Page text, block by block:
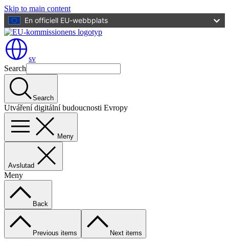
Skip to main content
En officiell EU-webbplats
sv
Search
Search
Utváření digitální budoucnosti Evropy
Meny
Avslutad
Meny
Back
Previous items Next items